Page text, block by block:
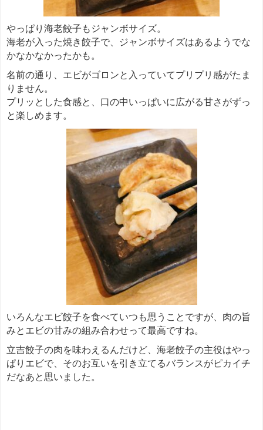
やっぱり海老餃子もジャンボサイズ。
海老が入った焼き餃子で、ジャンボサイズはあるようでな
かなかなかったかも。
名前の通り、エビがゴロンと入っていてプリプリ感がたま
りません。
プリッとした食感と、口の中いっぱいに広がる甘さがずっ
と楽しめます。
いろんなエビ餃子を食べていつも思うことですが、肉の旨
みとエビの甘みの組み合わせって最高ですね。
立吉餃子の肉を味わえるんだけど、海老餃子の主役はやっ
ぱりエビで、そのお互いを引き立てるバランスがピカイチ
だなあと思いました。